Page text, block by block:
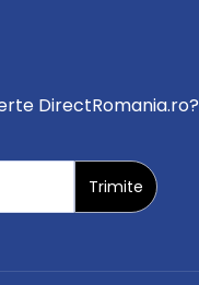
DirectRomania.ro?